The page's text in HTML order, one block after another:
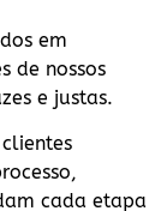
em
de nossos
e justas.
cada etapa